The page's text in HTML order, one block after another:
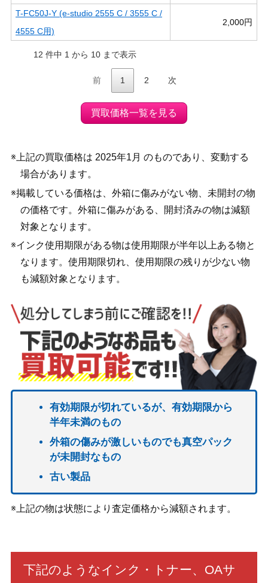
T-FC50J-Y (e-studio 2555 C / 3555 C /
4555 C用)
2,000円
12 件中 1 から 10 まで表示
前 1 2 次
買取価格一覧を見る
※上記の買取価格は 2025年1月 のものであり、変動する
場合があります。
※掲載している価格は、外箱に傷みがない物、未開封の物
の価格です。外箱に傷みがある、開封済みの物は減額
対象となります。
※インク使用期限がある物は使用期限が半年以上ある物と
なります。使用期限切れ、使用期限の残りが少ない物
も減額対象となります。
有効期限が切れているが、有効期限から
半年未満のもの
外箱の傷みが激しいものでも真空パック
が未開封なもの
古い製品
※上記の物は状態により査定価格から減額されます。
下記のようなインク・トナー、OAサ